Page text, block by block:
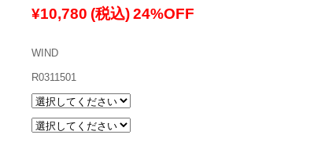
¥10,780 (税込) 24%OFF
WIND
R0311501